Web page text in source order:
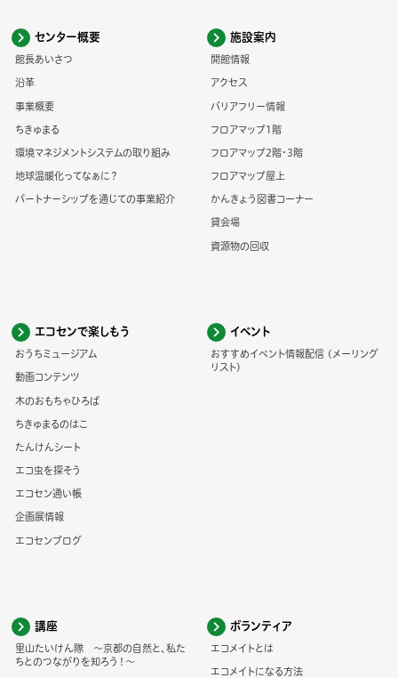
センター概要
館長あいさつ
沿革
事業概要
ちきゅまる
環境マネジメントシステムの取り組み
地球温暖化ってなぁに？
パートナーシップを通じての事業紹介
施設案内
開館情報
アクセス
バリアフリー情報
フロアマップ1階
フロアマップ2階・3階
フロアマップ屋上
かんきょう図書コーナー
貸会場
資源物の回収
エコセンで楽しもう
おうちミュージアム
動画コンテンツ
木のおもちゃひろば
ちきゅまるのはこ
たんけんシート
エコ虫を探そう
エコセン通い帳
企画展情報
エコセンブログ
イベント
おすすめイベント情報配信 (メーリング
リスト)
講座
里山たいけん隊 ～京都の自然と、私た
ちとのつながりを知ろう！～
ボランティア
エコメイトとは
エコメイトになる方法